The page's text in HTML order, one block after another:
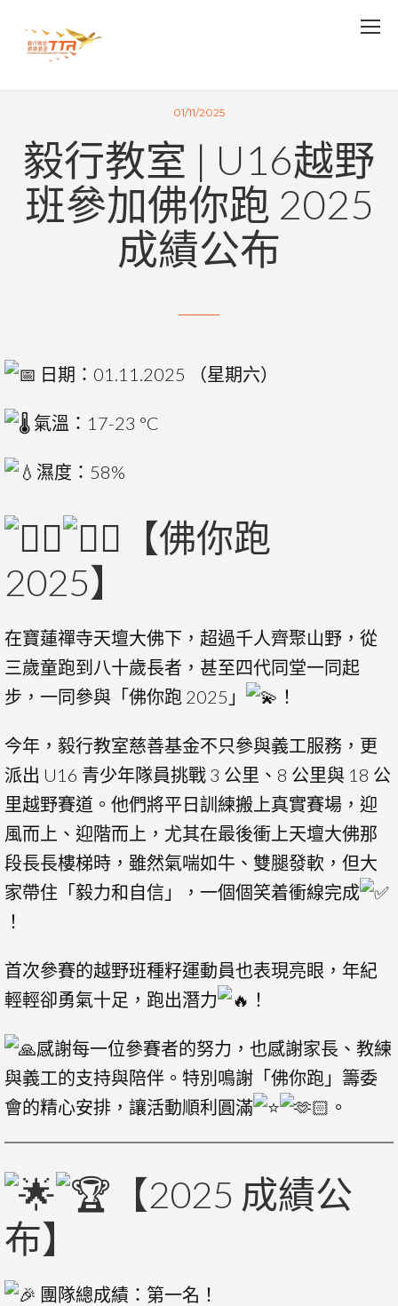
01/11/2025
毅行教室 | U16越野
班參加佛你跑 2025
成績公布
日期：01.11.2025 （星期六）
氣溫：17-23 °C
濕度：58%
【佛你跑
2025】
在寶蓮禪寺天壇大佛下，超過千人齊聚山野，從
三歲童跑到八十歲長者，甚至四代同堂一同起
步，一同參與「佛你跑 2025」
！
今年，毅行教室慈善基金不只參與義工服務，更
派出 U16 青少年隊員挑戰 3 公里、8 公里與 18 公
里越野賽道。他們將平日訓練搬上真實賽場，迎
風而上、迎階而上，尤其在最後衝上天壇大佛那
段長長樓梯時，雖然氣喘如牛、雙腿發軟，但大
家帶住「毅力和自信」，一個個笑着衝線完成
！
首次參賽的越野班種籽運動員也表現亮眼，年紀
輕輕卻勇氣十足，跑出潛力
！
感謝每一位參賽者的努力，也感謝家長、教練
與義工的支持與陪伴。特別鳴謝「佛你跑」籌委
會的精心安排，讓活動順利圓滿
。
【2025 成績公
布】
團隊總成績：第一名！